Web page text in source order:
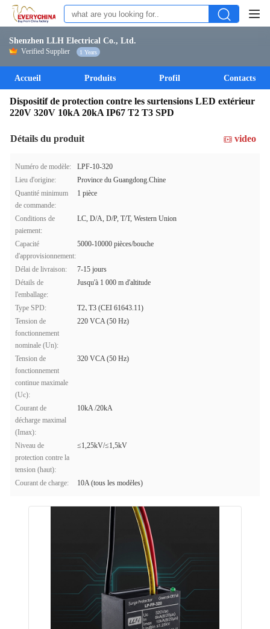
Shenzhen LLH Electrical Co., Ltd.
Verified Supplier 1 Years
Accueil Produits Profil Contacts
Dispositif de protection contre les surtensions LED extérieur
220V 320V 10kA 20kA IP67 T2 T3 SPD
Détails du produit video
Numéro de modèle:
LPF-10-320
Lieu d'origine:
Province du Guangdong.Chine
Quantité minimum
de commande:
1 pièce
Conditions de
paiement:
LC, D/A, D/P, T/T, Western Union
Capacité
d'approvisionnement:
5000-10000 pièces/bouche
Délai de livraison:
7-15 jours
Détails de
l'emballage:
Jusqu'à 1 000 m d'altitude
Type SPD:
T2､T3 (CEI 61643.11)
Tension de
fonctionnement
nominale (Un):
220 VCA (50 Hz)
Tension de
fonctionnement
continue maximale
(Uc):
320 VCA (50 Hz)
Courant de
décharge maximal
(Imax):
10kA /20kA
Niveau de
protection contre la
tension (haut):
≤1,25kV/≤1,5kV
Courant de charge: 10A (tous les modèles)